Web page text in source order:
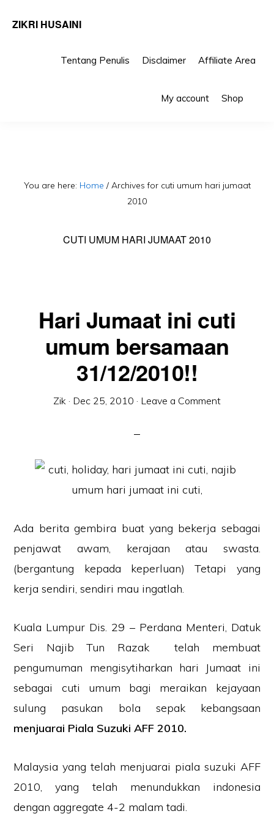
ZIKRI HUSAINI
Tentang Penulis Disclaimer Affiliate Area
My account Shop
You are here: Home /Archives for cuti umum hari jumaat
2010
CUTI UMUM HARI JUMAAT 2010
Hari Jumaat ini cuti
umum bersamaan
31/12/2010!!
Zik · Dec 25, 2010 · Leave a Comment
Ada berita gembira buat yang bekerja sebagai
penjawat awam, kerajaan atau swasta.
(bergantung kepada keperluan) Tetapi yang
kerja sendiri, sendiri mau ingatlah.
Kuala Lumpur Dis. 29 – Perdana Menteri, Datuk
Seri Najib Tun Razak telah membuat
pengumuman mengisytiharkan hari Jumaat ini
sebagai cuti umum bagi meraikan kejayaan
sulung pasukan bola sepak kebangsaan
menjuarai Piala Suzuki AFF 2010.
Malaysia yang telah menjuarai piala suzuki AFF
2010, yang telah menundukkan indonesia
dengan aggregate 4-2 malam tadi.